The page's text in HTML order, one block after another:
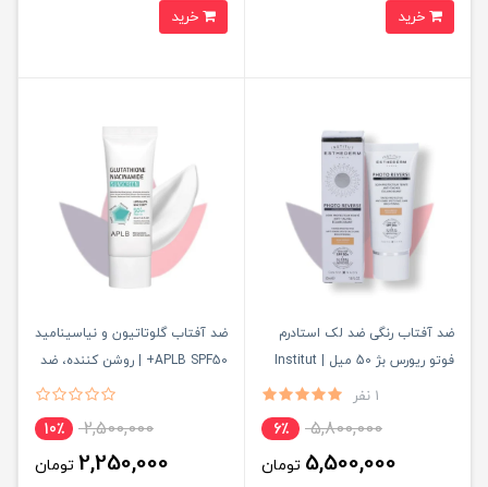
ضد آفتاب رنگی ضد لک استادرم
فوتو ریورس بژ 50 میل | Institut
Esthederm Photo Reverse Beige
1 نفر
5,800,000 6٪
5,500,000 تومان
ضد آفتاب گلوتاتیون و نیاسینامید
APLB SPF50+ | روشن کننده، ضد
لک و محافظت کامل پوست
2,500,000 10٪
2,250,000 تومان